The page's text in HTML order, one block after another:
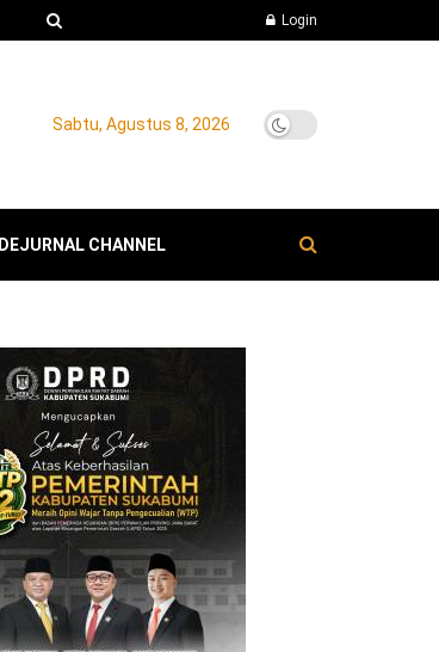
Login
Sabtu, Agustus 8, 2026
DEJURNAL CHANNEL